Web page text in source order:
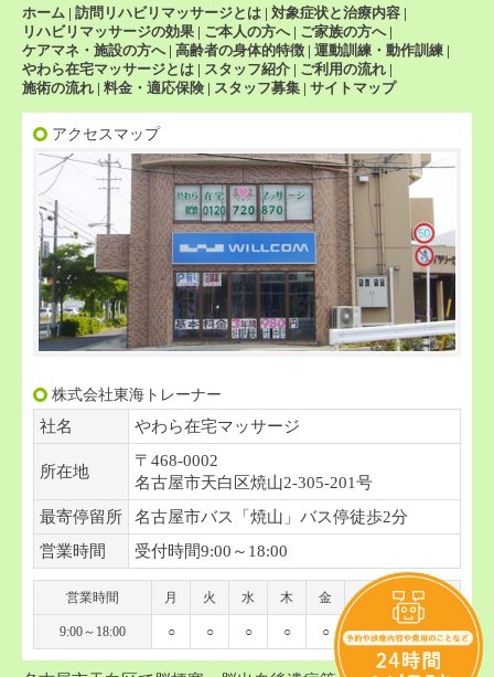
ホーム | 訪問リハビリマッサージとは | 対象症状と治療内容 |
リハビリマッサージの効果 | ご本人の方へ| ご家族の方へ|
ケアマネ・施設の方へ| 高齢者の身体的特徴 | 運動訓練・動作訓練 |
やわら在宅マッサージとは | スタッフ紹介 | ご利用の流れ |
施術の流れ | 料金・適応保険 | スタッフ募集 | サイトマップ
アクセスマップ
株式会社東海トレーナー
社名
やわら在宅マッサージ
所在地
〒468-0002
名古屋市天白区焼山2-305-201号
最寄停留所
名古屋市バス「焼山」バス停徒歩2分
営業時間
受付時間9:00～18:00
営業時間 月 火 水 木 金 土 日
9:00～18:00 ○ ○ ○ ○ ○ ○ - -